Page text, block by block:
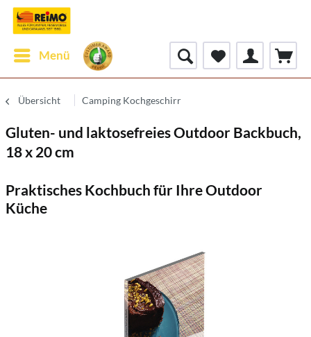
Menü
Übersicht Camping Kochgeschirr
Gluten- und laktosefreies Outdoor Backbuch,
18 x 20 cm
Praktisches Kochbuch für Ihre Outdoor
Küche